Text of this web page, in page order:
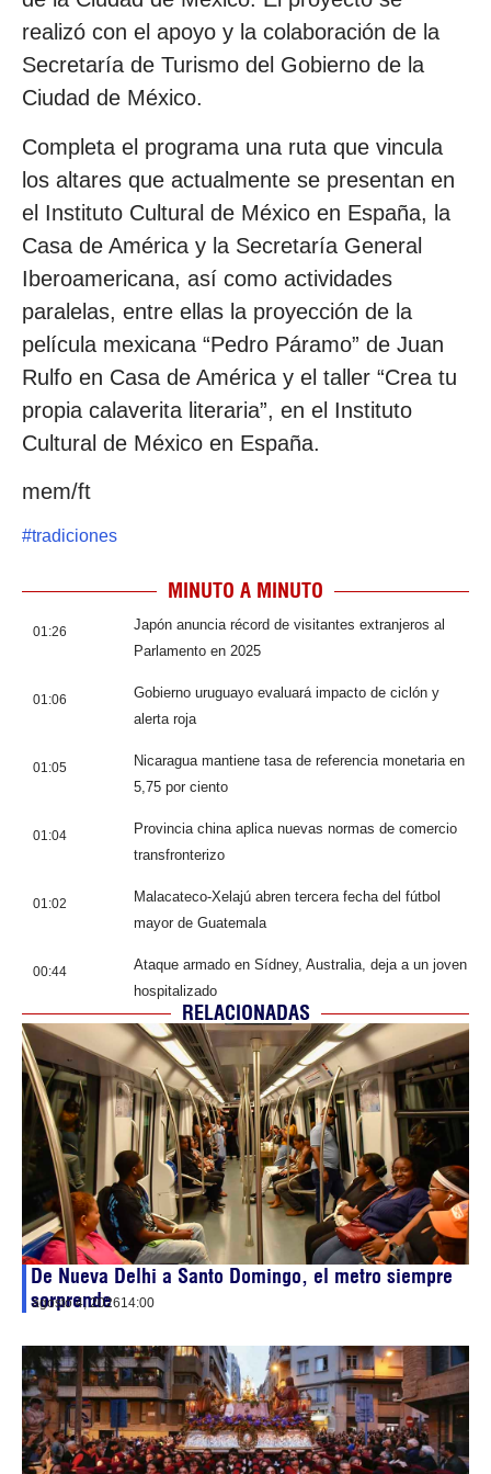
realizó con el apoyo y la colaboración de la
Secretaría de Turismo del Gobierno de la
Ciudad de México.
Completa el programa una ruta que vincula
los altares que actualmente se presentan en
el Instituto Cultural de México en España, la
Casa de América y la Secretaría General
Iberoamericana, así como actividades
paralelas, entre ellas la proyección de la
película mexicana “Pedro Páramo” de Juan
Rulfo en Casa de América y el taller “Crea tu
propia calaverita literaria”, en el Instituto
Cultural de México en España.
mem/ft
#tradiciones
MINUTO A MINUTO
01:26
Japón anuncia récord de visitantes extranjeros al
Parlamento en 2025
01:06
Gobierno uruguayo evaluará impacto de ciclón y
alerta roja
01:05
Nicaragua mantiene tasa de referencia monetaria en
5,75 por ciento
01:04
Provincia china aplica nuevas normas de comercio
transfronterizo
01:02
Malacateco-Xelajú abren tercera fecha del fútbol
mayor de Guatemala
00:44
Ataque armado en Sídney, Australia, deja a un joven
hospitalizado
RELACIONADAS
De Nueva Delhi a Santo Domingo, el metro siempre
sorprende
agosto 4, 202614:00